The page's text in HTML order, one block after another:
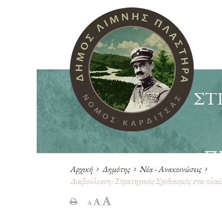
Αρχική Δημότης
Νέα - Ανακοινώσεις
Διαβούλευση: Στρατηγικός Σχεδιασμός στα